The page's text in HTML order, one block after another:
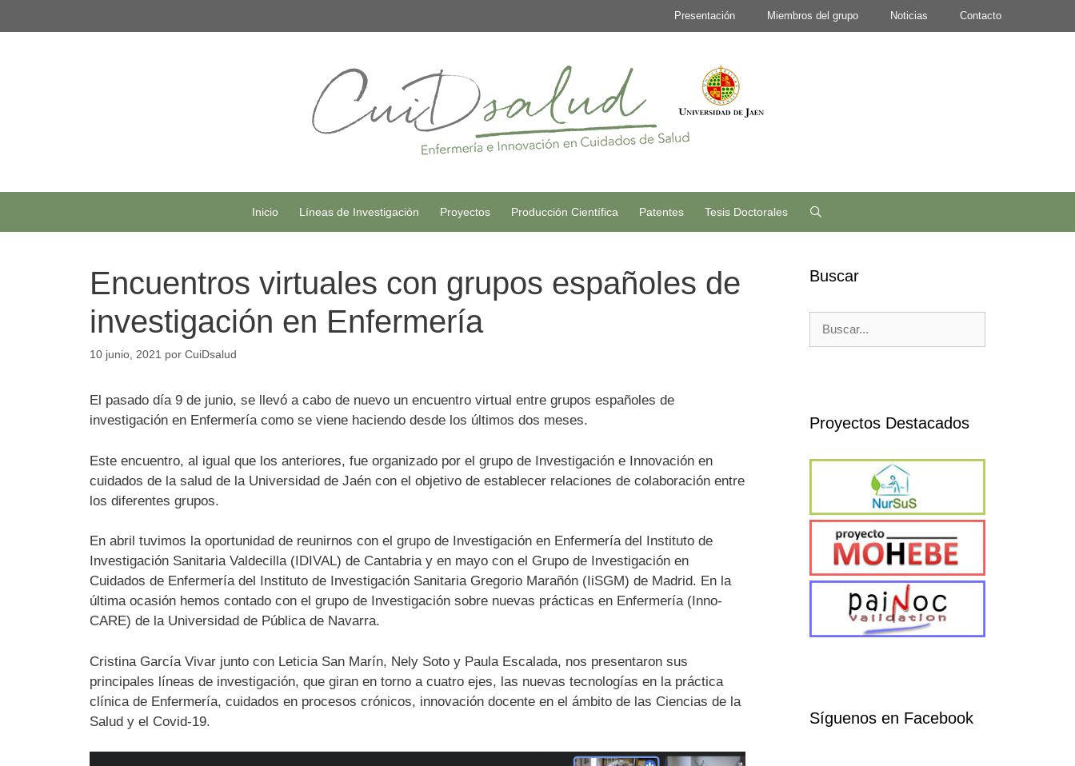
al
Presentación Miembros del grupo Noticias Contacto
Inicio Líneas de Investigación Proyectos Producción Científica Patentes Tesis Doctorales
Encuentros virtuales con grupos españoles de
investigación en Enfermería
10 junio, 2021 por CuiDsalud
El pasado día 9 de junio, se llevó a cabo de nuevo un encuentro virtual entre grupos españoles de
investigación en Enfermería como se viene haciendo desde los últimos dos meses.
Este encuentro, al igual que los anteriores, fue organizado por el grupo de Investigación e Innovación en
cuidados de la salud de la Universidad de Jaén con el objetivo de establecer relaciones de colaboración entre
los diferentes grupos.
En abril tuvimos la oportunidad de reunirnos con el grupo de Investigación en Enfermería del Instituto de
Investigación Sanitaria Valdecilla (IDIVAL) de Cantabria y en mayo con el Grupo de Investigación en
Cuidados de Enfermería del Instituto de Investigación Sanitaria Gregorio Marañón (IiSGM) de Madrid. En la
última ocasión hemos contado con el grupo de Investigación sobre nuevas prácticas en Enfermería (Inno-
CARE) de la Universidad de Pública de Navarra.
Cristina García Vivar junto con Leticia San Marín, Nely Soto y Paula Escalada, nos presentaron sus
principales líneas de investigación, que giran en torno a cuatro ejes, las nuevas tecnologías en la práctica
clínica de Enfermería, cuidados en procesos crónicos, innovación docente en el ámbito de las Ciencias de la
Salud y el Covid-19.
Buscar
Proyectos Destacados
Síguenos en Facebook